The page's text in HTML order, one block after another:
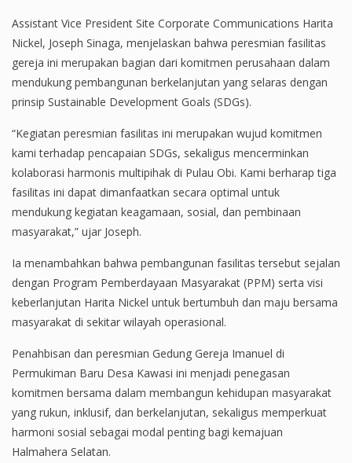
Assistant Vice President Site Corporate Communications Harita
Nickel, Joseph Sinaga, menjelaskan bahwa peresmian fasilitas
gereja ini merupakan bagian dari komitmen perusahaan dalam
mendukung pembangunan berkelanjutan yang selaras dengan
prinsip Sustainable Development Goals (SDGs).
“Kegiatan peresmian fasilitas ini merupakan wujud komitmen
kami terhadap pencapaian SDGs, sekaligus mencerminkan
kolaborasi harmonis multipihak di Pulau Obi. Kami berharap tiga
fasilitas ini dapat dimanfaatkan secara optimal untuk
mendukung kegiatan keagamaan, sosial, dan pembinaan
masyarakat,” ujar Joseph.
Ia menambahkan bahwa pembangunan fasilitas tersebut sejalan
dengan Program Pemberdayaan Masyarakat (PPM) serta visi
keberlanjutan Harita Nickel untuk bertumbuh dan maju bersama
masyarakat di sekitar wilayah operasional.
Penahbisan dan peresmian Gedung Gereja Imanuel di
Permukiman Baru Desa Kawasi ini menjadi penegasan
komitmen bersama dalam membangun kehidupan masyarakat
yang rukun, inklusif, dan berkelanjutan, sekaligus memperkuat
harmoni sosial sebagai modal penting bagi kemajuan
Halmahera Selatan.